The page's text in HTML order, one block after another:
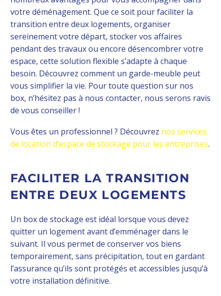
votre déménagement. Que ce soit pour faciliter la
transition entre deux logements, organiser
sereinement votre départ, stocker vos affaires
pendant des travaux ou encore désencombrer votre
espace, cette solution flexible s’adapte à chaque
besoin. Découvrez comment un garde-meuble peut
vous simplifier la vie. Pour toute question sur nos
box, n’hésitez pas à nous contacter, nous serons ravis
de vous conseiller !
Vous êtes un professionnel ? Découvrez nos services
de location d’espace de stockage pour les entreprises.
FACILITER LA TRANSITION
ENTRE DEUX LOGEMENTS
Un box de stockage est idéal lorsque vous devez
quitter un logement avant d’emménager dans le
suivant. Il vous permet de conserver vos biens
temporairement, sans précipitation, tout en gardant
l’assurance qu’ils sont protégés et accessibles jusqu’à
votre installation définitive.